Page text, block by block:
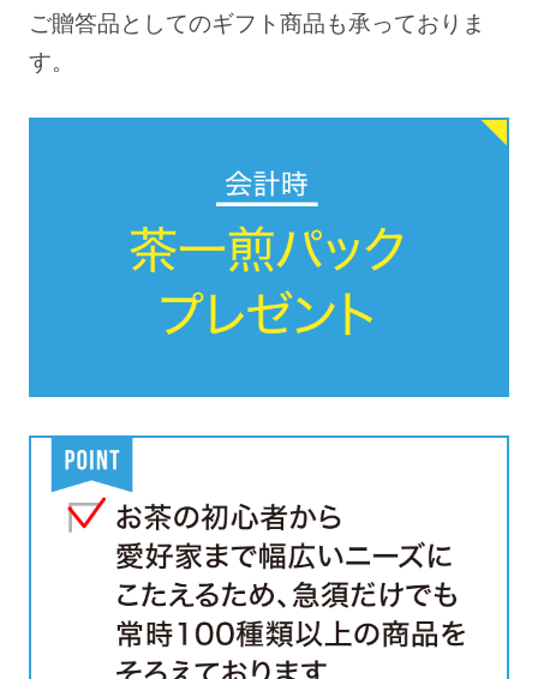
ご贈答品としてのギフト商品も承っておりま
す。